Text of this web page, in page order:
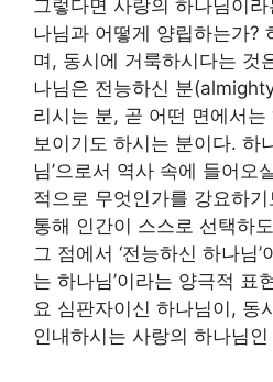
그렇다면 사랑의 하나님이
나님과 어떻게 양립하는가?
며, 동시에 거룩하시다는 것
나님은 전능하신 분
리시는 분, 곧 어떤 면에서는
보이기도 하시는 분이다. 하
님’으로서 역사 속에 들어오
적으로 무엇인가를 강요하
통해 인간이 스스로 선택하
그 점에서 ‘전능하신 하나님’
는 하나님’이라는 양극적 표
요 심판자이신 하나님이, 동
인내하시는 사랑의 하나님